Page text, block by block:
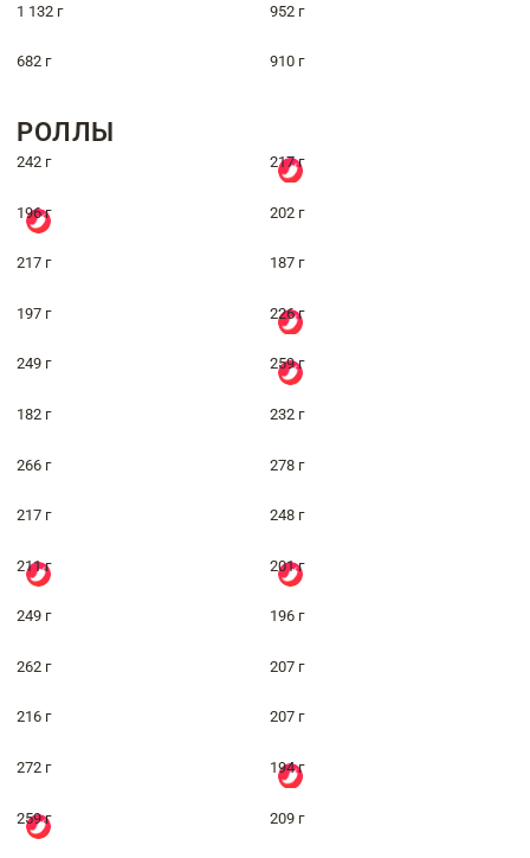
1 132 г 952 г
682 г 910 г
РОЛЛЫ
242 г 217 г
196 г 202 г
217 г 187 г
197 г 226 г
249 г 259 г
182 г 232 г
266 г 278 г
217 г 248 г
211 г 201 г
249 г 196 г
262 г 207 г
216 г 207 г
272 г 194 г
259 г 209 г